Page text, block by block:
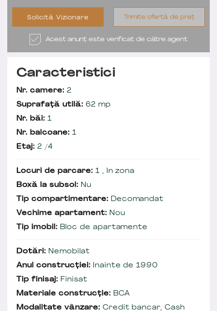
Solicită Vizionare Trimite ofertă de preț
Acest anunț este verificat de către agent
Caracteristici
Nr. camere: 2
Suprafață utilă: 62 mp
Nr. băi: 1
Nr. balcoane: 1
Etaj: 2 /4
Locuri de parcare: 1 , In zona
Boxă la subsol: Nu
Tip compartimentare: Decomandat
Vechime apartament: Nou
Tip imobil: Bloc de apartamente
Dotări: Nemobilat
Anul construcției: Inainte de 1990
Tip finisaj: Finisat
Materiale construcție: BCA
Modalitate vânzare: Credit bancar, Cash